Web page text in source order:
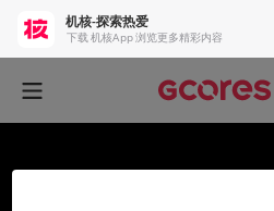
机核-探索热爱
下载 机核App 浏览更多精彩内容